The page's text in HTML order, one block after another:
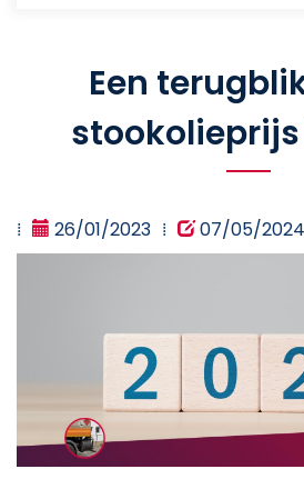
Een
stookolieprijs
26/01/2023 07/05/2024